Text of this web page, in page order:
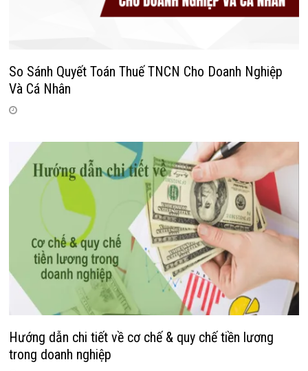
So Sánh Quyết Toán Thuế TNCN Cho Doanh Nghiệp
Và Cá Nhân
Hướng dẫn chi tiết về cơ chế & quy chế tiền lương
trong doanh nghiệp